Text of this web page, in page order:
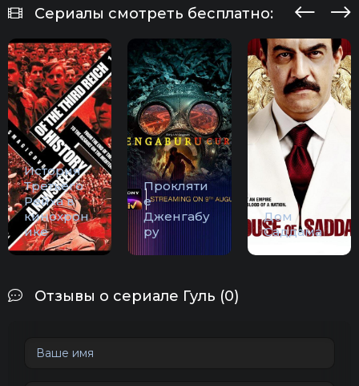
Сериалы смотреть бесплатно:
История
Третьего
Рейха в
кинохрон
ике
Прокляти
е
Дженгабу
ру
Дом
Саддама
Отзывы о сериале Гуль (0)